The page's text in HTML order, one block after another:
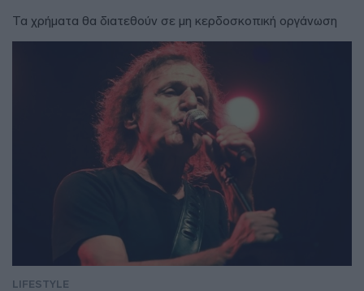
Τα χρήματα θα διατεθούν σε μη κερδοσκοπική οργάνωση
LIFESTYLE